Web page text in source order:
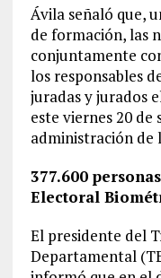
Ávila señaló que,
de formación, las
conjuntamente
los responsables
juradas y jurados
este viernes 20
administración de
377.600
Electoral
El presidente del
Departamental